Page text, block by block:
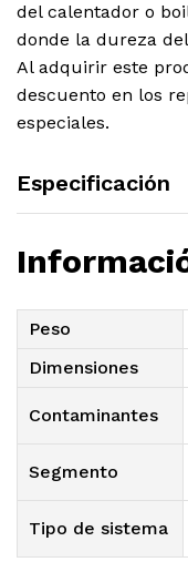
del calentador o
donde la dureza
Al adquirir este
descuento en los
especiales.
Especificación
Peso
Dimensiones
Contaminantes
Segmento
Tipo de sistema